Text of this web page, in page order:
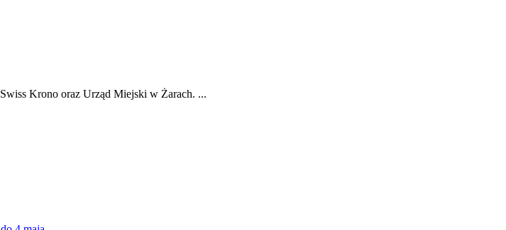
Krono oraz Urząd Miejski w Żarach. ...